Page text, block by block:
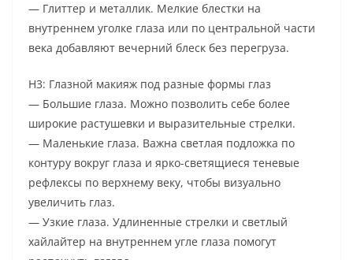
— Глиттер и металлик. Мелкие блестки на
внутреннем уголке глаза или по центральной части
века добавляют вечерний блеск без перегруза.
H3: Глазной макияж под разные формы глаз
— Большие глаза. Можно позволить себе более
широкие растушевки и выразительные стрелки.
— Маленькие глаза. Важна светлая подложка по
контуру вокруг глаза и ярко-светящиеся теневые
рефлексы по верхнему веку, чтобы визуально
увеличить глаз.
— Узкие глаза. Удлиненные стрелки и светлый
хайлайтер на внутреннем угле глаза помогут